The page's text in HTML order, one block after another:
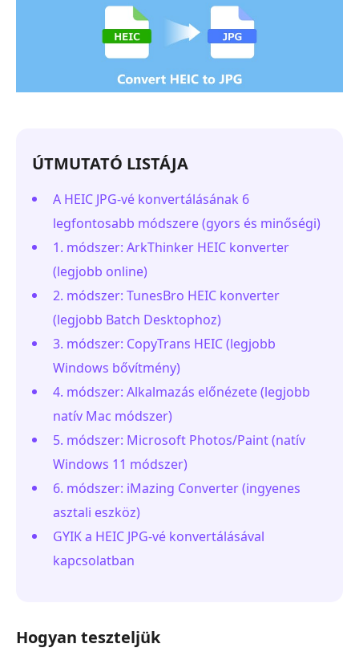
ÚTMUTATÓ LISTÁJA
A HEIC JPG-vé konvertálásának 6
legfontosabb módszere (gyors és minőségi)
1. módszer: ArkThinker HEIC konverter
(legjobb online)
2. módszer: TunesBro HEIC konverter
(legjobb Batch Desktophoz)
3. módszer: CopyTrans HEIC (legjobb
Windows bővítmény)
4. módszer: Alkalmazás előnézete (legjobb
natív Mac módszer)
5. módszer: Microsoft Photos/Paint (natív
Windows 11 módszer)
6. módszer: iMazing Converter (ingyenes
asztali eszköz)
GYIK a HEIC JPG-vé konvertálásával
kapcsolatban
Hogyan teszteljük